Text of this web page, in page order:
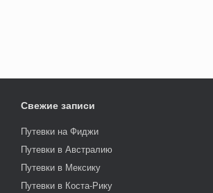
Свежие записи
Путевки на Фиджи
Путевки в Австралию
Путевки в Мексику
Путевки в Коста-Рику